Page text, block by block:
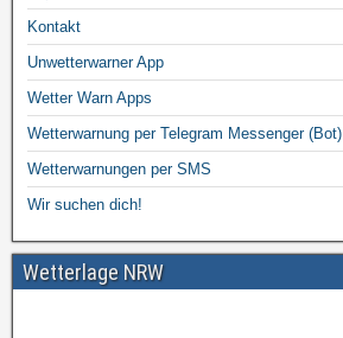
Kontakt
Unwetterwarner App
Wetter Warn Apps
Wetterwarnung per Telegram Messenger (Bot)
Wetterwarnungen per SMS
Wir suchen dich!
Wetterlage NRW